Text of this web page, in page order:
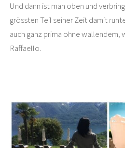
Und dann ist man oben und
grössten Teil seiner Zeit damit
auch ganz prima ohne wallendem,
Raffaello.